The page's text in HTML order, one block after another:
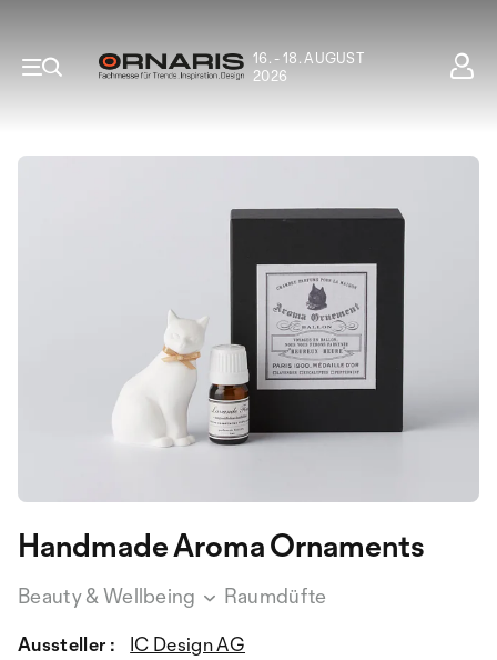
16. - 18. AUGUST
2026
Handmade Aroma Ornaments
Beauty & Wellbeing Raumdüfte
Aussteller :
IC Design AG